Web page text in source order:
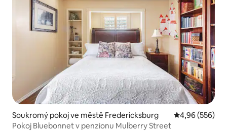
Soukromý pokoj ve městě Fredericksburg Průměrné
4,96 (556)
Pokoj Bluebonnet v penzionu Mulberry Street